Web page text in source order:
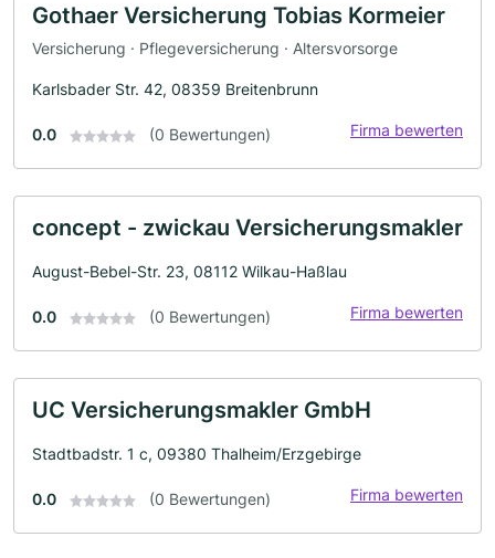
Gothaer Versicherung Tobias Kormeier
Versicherung · Pflegeversicherung · Altersvorsorge
Karlsbader Str. 42, 08359 Breitenbrunn
0.0 (0 Bewertungen) Firma bewerten
concept - zwickau Versicherungsmakler
August-Bebel-Str. 23, 08112 Wilkau-Haßlau
0.0 (0 Bewertungen) Firma bewerten
UC Versicherungsmakler GmbH
Stadtbadstr. 1 c, 09380 Thalheim/Erzgebirge
0.0 (0 Bewertungen) Firma bewerten